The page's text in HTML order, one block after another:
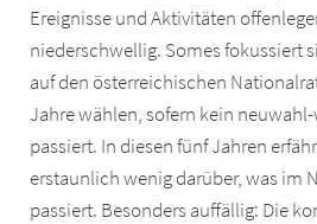
Ereignisse und Aktivitäten
niederschwellig. Somes fokussiert
auf den österreichischen
Jahre wählen, sofern kein
passiert. In diesen fünf Jahren
erstaunlich wenig darüber, was im
passiert. Besonders auffällig: Die